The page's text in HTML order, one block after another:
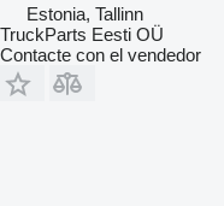
Estonia, Tallinn
TruckParts Eesti OÜ
Contacte con el vendedor